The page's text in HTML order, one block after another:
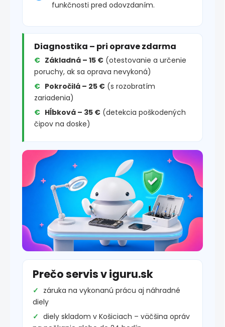
funkčnosti pred odovzdaním.
Diagnostika – pri oprave zdarma
Základná – 15 € (otestovanie a určenie
poruchy, ak sa oprava nevykoná)
Pokročilá – 25 € (s rozobratím
zariadenia)
Hĺbková – 35 € (detekcia poškodených
čipov na doske)
Prečo servis v iguru.sk
záruka na vykonanú prácu aj náhradné
diely
diely skladom v Košiciach – väčšina opráv